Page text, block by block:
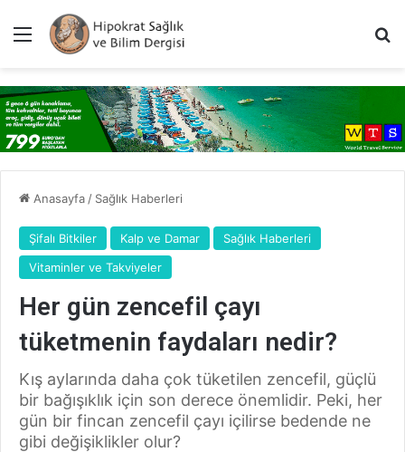
Menü
Anasayfa / Sağlık Haberleri
Şifalı Bitkiler Kalp ve Damar
Sağlık Haberleri
Vitaminler ve Takviyeler
Her gün zencefil çayı
tüketmenin faydaları nedir?
Kış aylarında daha çok tüketilen zencefil, güçlü
bir bağışıklık için son derece önemlidir. Peki, her
gün bir fincan zencefil çayı içilirse bedende ne
gibi değişiklikler olur?